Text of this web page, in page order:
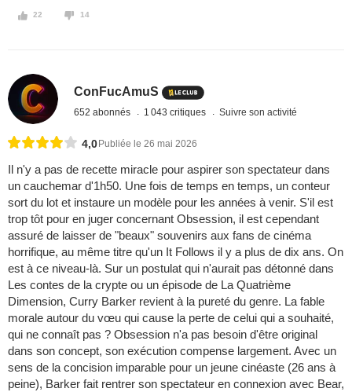
22 14
ConFucAmuS
652 abonnés 1 043 critiques Suivre son activité
4,0 Publiée le 26 mai 2026
Il n'y a pas de recette miracle pour aspirer son spectateur dans
un cauchemar d'1h50. Une fois de temps en temps, un conteur
sort du lot et instaure un modèle pour les années à venir. S'il est
trop tôt pour en juger concernant Obsession, il est cependant
assuré de laisser de "beaux" souvenirs aux fans de cinéma
horrifique, au même titre qu'un It Follows il y a plus de dix ans. On
est à ce niveau-là. Sur un postulat qui n'aurait pas détonné dans
Les contes de la crypte ou un épisode de La Quatrième
Dimension, Curry Barker revient à la pureté du genre. La fable
morale autour du vœu qui cause la perte de celui qui a souhaité,
qui ne connaît pas ? Obsession n'a pas besoin d'être original
dans son concept, son exécution compense largement. Avec un
sens de la concision imparable pour un jeune cinéaste (26 ans à
peine), Barker fait rentrer son spectateur en connexion avec Bear,